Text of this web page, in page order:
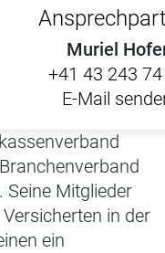
Muriel
+41 43 243
E-Mail
Teilen
Mitglieder
in der
ein